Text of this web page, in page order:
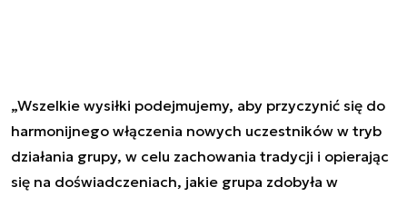
„Wszelkie wysiłki podejmujemy, aby przyczynić się do
harmonijnego włączenia nowych uczestników w tryb
działania grupy, w celu zachowania tradycji i opierając
się na doświadczeniach, jakie grupa zdobyła w